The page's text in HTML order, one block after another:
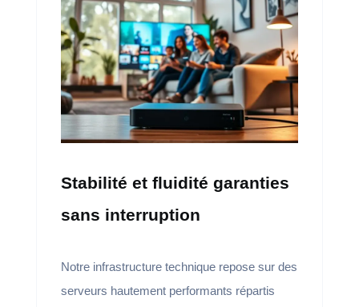
Stabilité et fluidité garanties
sans interruption
Notre infrastructure technique repose sur des
serveurs hautement performants répartis